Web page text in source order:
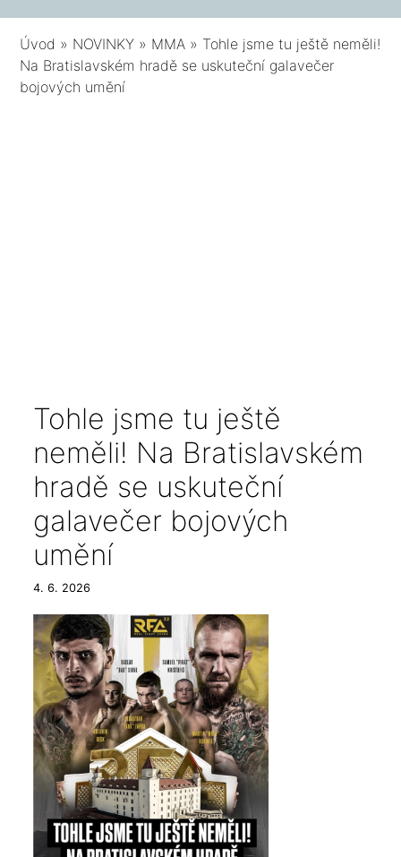
Úvod » NOVINKY » MMA » Tohle jsme tu ještě neměli!
Na Bratislavském hradě se uskuteční galavečer
bojových umění
Tohle jsme tu ještě
neměli! Na Bratislavském
hradě se uskuteční
galavečer bojových
umění
4. 6. 2026